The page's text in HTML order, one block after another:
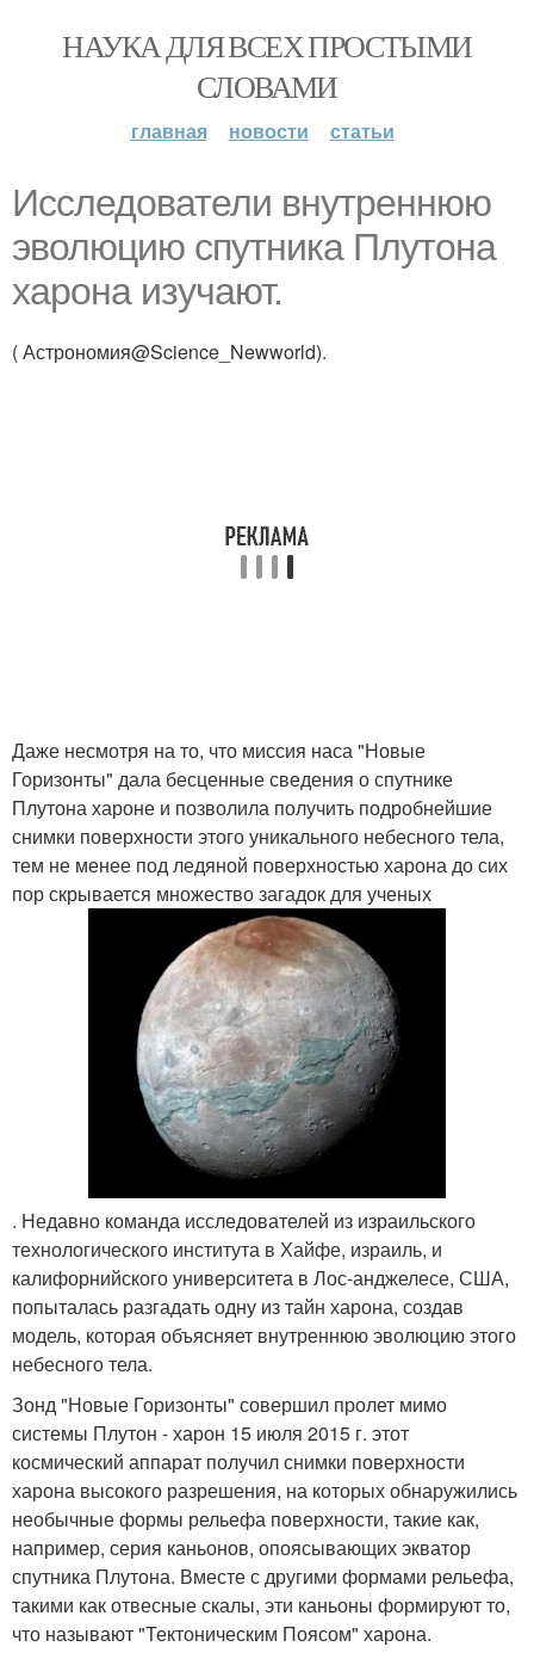
НАУКА ДЛЯ ВСЕХ ПРОСТЫМИ
СЛОВАМИ
главная новости статьи
Исследователи внутреннюю
эволюцию спутника Плутона
харона изучают.
( Астрономия@Science_Newworld).
Даже несмотря на то, что миссия наса "Новые
Горизонты" дала бесценные сведения о спутнике
Плутона хароне и позволила получить подробнейшие
снимки поверхности этого уникального небесного тела,
тем не менее под ледяной поверхностью харона до сих
пор скрывается множество загадок для ученых
. Недавно команда исследователей из израильского
технологического института в Хайфе, израиль, и
калифорнийского университета в Лос-анджелесе, США,
попыталась разгадать одну из тайн харона, создав
модель, которая объясняет внутреннюю эволюцию этого
небесного тела.
Зонд "Новые Горизонты" совершил пролет мимо
системы Плутон - харон 15 июля 2015 г. этот
космический аппарат получил снимки поверхности
харона высокого разрешения, на которых обнаружились
необычные формы рельефа поверхности, такие как,
например, серия каньонов, опоясывающих экватор
спутника Плутона. Вместе с другими формами рельефа,
такими как отвесные скалы, эти каньоны формируют то,
что называют "Тектоническим Поясом" харона.